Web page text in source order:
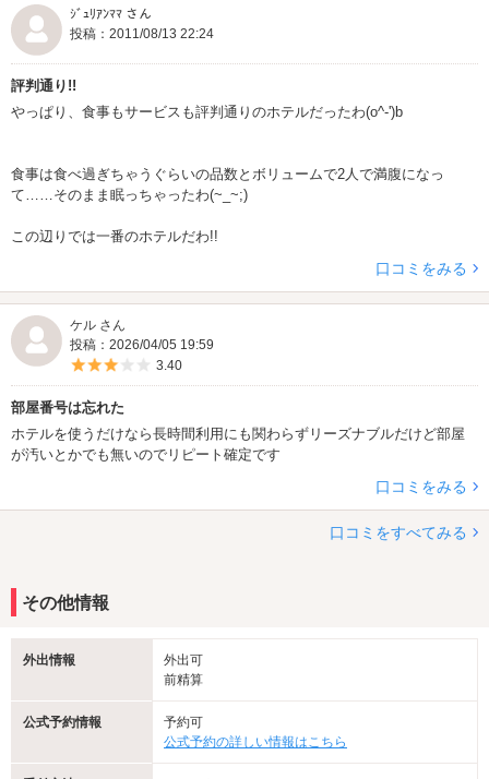
ｼﾞｭﾘｱﾝﾏﾏ さん
投稿：2011/08/13 22:24
評判通り!!
やっぱり、食事もサービスも評判通りのホテルだったわ(o^-')b
食事は食べ過ぎちゃうぐらいの品数とボリュームで2人で満腹になっ
て……そのまま眠っちゃったわ(~_~;)
この辺りでは一番のホテルだわ!!
口コミをみる
ケル さん
投稿：2026/04/05 19:59
5つ星のうち3
3.40
部屋番号は忘れた
ホテルを使うだけなら長時間利用にも関わらずリーズナブルだけど部屋
が汚いとかでも無いのでリピート確定です
口コミをみる
口コミをすべてみる
その他情報
外出情報
外出可
前精算
公式予約情報
予約可
公式予約の詳しい情報はこちら